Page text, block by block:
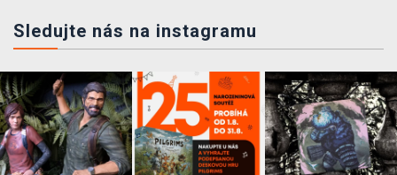
Sledujte nás na instagramu